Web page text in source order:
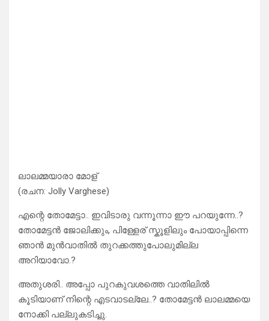
ലാലമ്മയാരാ മോള്
(രചന: Jolly Varghese)
എന്റെ തോമേട്ടാ.. ഇവിടാരു വന്നൂന്നാ ഈ പറയുന്നേ..?
തോമേട്ടൻ ജോലിക്കും, പിള്ളേര് സ്കൂളിലും പോയാപ്പിന്നെ
ഞാൻ മുൻവാതിൽ തുറക്കത്തുപോലുമില്ല
അറിയാവോ.?
അതുശരി.. അപ്പോ പുറകുവശത്തെ വാതിലിൽ
കൂടിയാണ് നിന്റെ എടവാടല്ലേ..? തോമേട്ടൻ ലാലമ്മയെ
നോക്കി പല്ലുകടിച്ചു.